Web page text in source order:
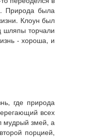
Природа была
Клоун был
торчали
- хороша, и
где природа
всех
мудрый змей, а
порцией,